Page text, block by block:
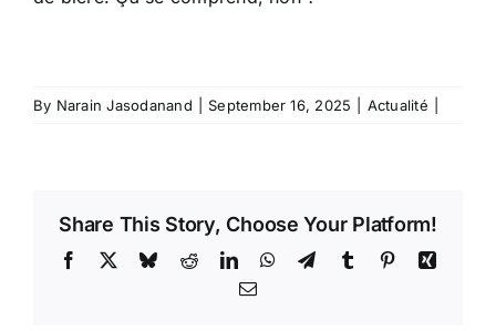
By Narain Jasodanand September 16, 2025 Actualité
Share This Story, Choose Your Platform!
Facebook BlueskyRedditLinkedInWhatsApp
TelegramTumblr PinterestXing
Email